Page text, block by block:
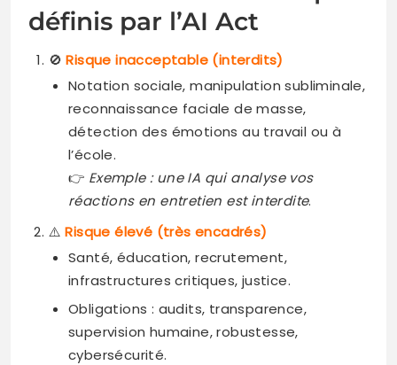
définis par l’AI Act
🚫Risque inacceptable (interdits)
Notation sociale, manipulation subliminale,
reconnaissance faciale de masse,
détection des émotions au travail ou à
l’école.
👉 Exemple : une IA qui analyse vos
réactions en entretien est interdite.
⚠️Risque élevé (très encadrés)
Santé, éducation, recrutement,
infrastructures critiques, justice.
Obligations : audits, transparence,
supervision humaine, robustesse,
cybersécurité.